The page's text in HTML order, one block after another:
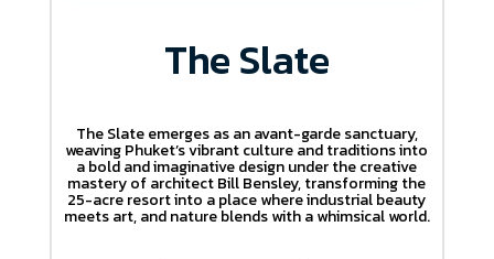
The Slate
The Slate emerges as an avant-garde sanctuary,
weaving Phuket’s vibrant culture and traditions into
a bold and imaginative design under the creative
mastery of architect Bill Bensley, transforming the
25-acre resort into a place where industrial beauty
meets art, and nature blends with a whimsical world.